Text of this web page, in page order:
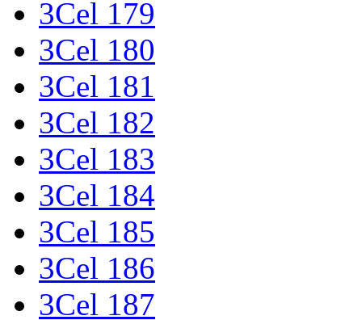
3Cel 179
3Cel 180
3Cel 181
3Cel 182
3Cel 183
3Cel 184
3Cel 185
3Cel 186
3Cel 187